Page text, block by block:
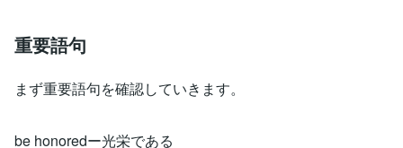
重要語句
まず重要語句を確認していきます。
be honoredー光栄である